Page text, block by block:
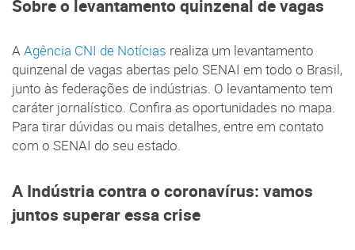
Sobre o levantamento quinzenal de vagas
AAgência CNI de Notícias realiza um levantamento
quinzenal de vagas abertas pelo SENAI em todo o Brasil,
junto às federações de indústrias. O levantamento tem
caráter jornalístico. Confira as oportunidades no mapa.
Para tirar dúvidas ou mais detalhes, entre em contato
com o SENAI do seu estado.
A Indústria contra o coronavírus: vamos
juntos superar essa crise